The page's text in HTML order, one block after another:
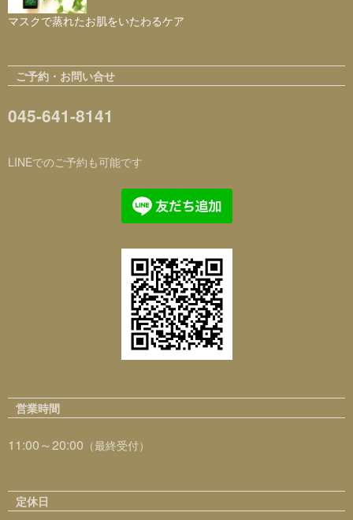
マスクで蒸れたお肌をいたわるケア
ご予約・お問い合せ
045-641-8141
LINEでのご予約も可能です
営業時間
11:00～20:00 （最終受付）
定休日